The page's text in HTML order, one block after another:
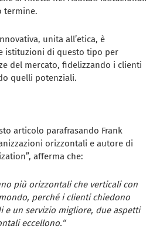
termine.
unita all’etica, è
istituzioni di questo tipo per
del mercato, fidelizzando i clienti
quelli potenziali.
articolo parafrasando Frank
orizzontali e autore di
afferma che:
più orizzontali che verticali con
perché i clienti chiedono
e un servizio migliore, due aspetti
eccellono.“